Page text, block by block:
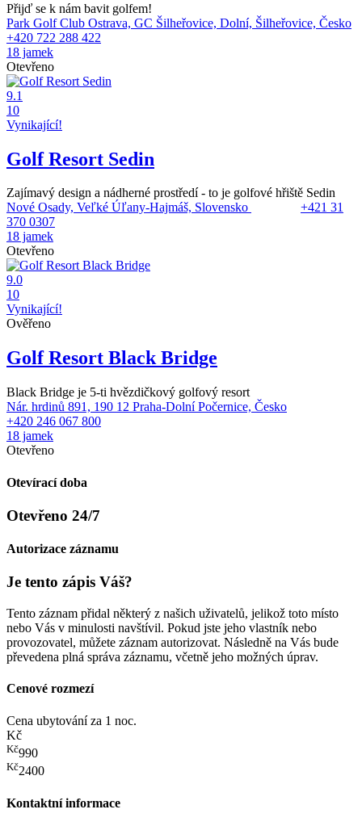
Přijď se k nám bavit golfem!
Park Golf Club Ostrava, GC Šilheřovice, Dolní, Šilheřovice, Česko
+420 722 288 422
18 jamek
Otevřeno
9.1
10
Vynikající!
Golf Resort Sedin
Zajímavý design a nádherné prostředí - to je golfové hřiště Sedin
Nové Osady, Veľké Úľany-Hajmáš, Slovensko
+421 31
370 0307
18 jamek
Otevřeno
9.0
10
Vynikající!
Ověřeno
Golf Resort Black Bridge
Black Bridge je 5-ti hvězdičkový golfový resort
Nár. hrdinů 891, 190 12 Praha-Dolní Počernice, Česko
+420 246 067 800
18 jamek
Otevřeno
Otevírací doba
Otevřeno 24/7
Autorizace záznamu
Je tento zápis Váš?
Tento záznam přidal některý z našich uživatelů, jelikož toto místo
nebo Vás v minulosti navštívil. Pokud jste jeho vlastník nebo
provozovatel, můžete záznam autorizovat. Následně na Vás bude
převedena plná správa záznamu, včetně jeho možných úprav.
Cenové rozmezí
Cena ubytování za 1 noc.
Kč
Kč990
Kč2400
Kontaktní informace